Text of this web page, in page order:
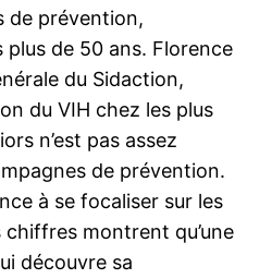
de prévention,
de 50 ans. Florence
du Sidaction,
du VIH chez les plus
n’est pas assez
de prévention.
à se focaliser sur les
chiffres montrent qu’une
découvre sa